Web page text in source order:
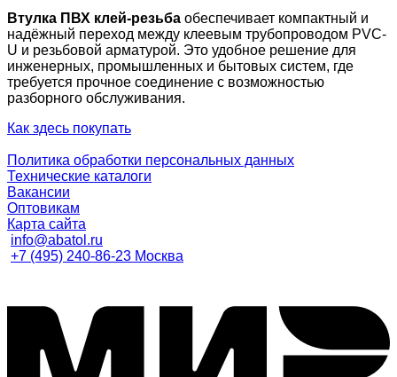
Втулка ПВХ клей-резьба обеспечивает компактный и
надёжный переход между клеевым трубопроводом PVC-
U и резьбовой арматурой. Это удобное решение для
инженерных, промышленных и бытовых систем, где
требуется прочное соединение с возможностью
разборного обслуживания.
Как здесь покупать
Политика обработки персональных данных
Технические каталоги
Вакансии
Оптовикам
Карта сайта
info@abatol.ru
+7 (495) 240-86-23 Москва